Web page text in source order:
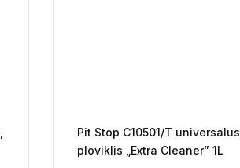
Pit Stop C10501/T universalus
ploviklis „Extra Cleaner” 1L